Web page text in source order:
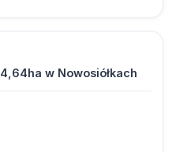
Duża działka inwestycyjna 4,64ha w Nowosiółkach